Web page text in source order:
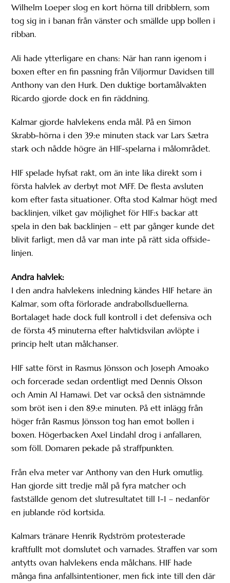
Wilhelm Loeper slog en kort hörna till dribblern, som
tog sig in i banan från vänster och smällde upp bollen i
ribban.
Ali hade ytterligare en chans: När han rann igenom i
boxen efter en fin passning från Viljormur Davidsen till
Anthony van den Hurk. Den duktige bortamålvakten
Ricardo gjorde dock en fin räddning.
Kalmar gjorde halvlekens enda mål. På en Simon
Skrabb-hörna i den 39:e minuten stack var Lars Sætra
stark och nådde högre än HIF-spelarna i målområdet.
HIF spelade hyfsat rakt, om än inte lika direkt som i
första halvlek av derbyt mot MFF. De flesta avsluten
kom efter fasta situationer. Ofta stod Kalmar högt med
backlinjen, vilket gav möjlighet för HIF:s backar att
spela in den bak backlinjen – ett par gånger kunde det
blivit farligt, men då var man inte på rätt sida offside-
linjen.
Andra halvlek:
I den andra halvlekens inledning kändes HIF hetare än
Kalmar, som ofta förlorade andrabollsduellerna.
Bortalaget hade dock full kontroll i det defensiva och
de första 45 minuterna efter halvtidsvilan avlöpte i
princip helt utan målchanser.
HIF satte först in Rasmus Jönsson och Joseph Amoako
och forcerade sedan ordentligt med Dennis Olsson
och Amin Al Hamawi. Det var också den sistnämnde
som bröt isen i den 89:e minuten. På ett inlägg från
höger från Rasmus Jönsson tog han emot bollen i
boxen. Högerbacken Axel Lindahl drog i anfallaren,
som föll. Domaren pekade på straffpunkten.
Från elva meter var Anthony van den Hurk omutlig.
Han gjorde sitt tredje mål på fyra matcher och
fastställde genom det slutresultatet till 1-1 – nedanför
en jublande röd kortsida.
Kalmars tränare Henrik Rydström protesterade
kraftfullt mot domslutet och varnades. Straffen var som
antytts ovan halvlekens enda målchans. HIF hade
många fina anfallsintentioner, men fick inte till den där